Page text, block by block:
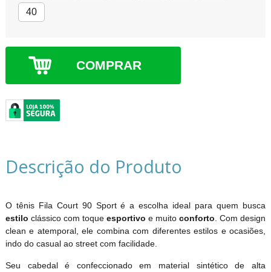
40
COMPRAR
Descrição do Produto
O tênis Fila Court 90 Sport é a escolha ideal para quem busca
estilo clássico com toque esportivoe muitoconforto . Com design
clean e atemporal, ele combina com diferentes estilos e ocasiões,
indo do casual ao street com facilidade.
Seu cabedal é confeccionado em material sintético de alta